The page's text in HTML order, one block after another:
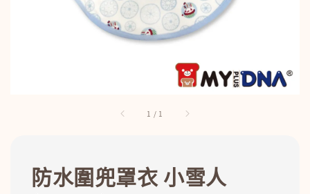
1 / 1
防水圍兜罩衣 小雪人